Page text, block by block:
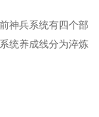
神兵系统有四个部
统养成线分为淬炼